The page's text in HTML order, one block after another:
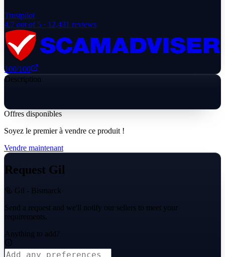
Trustpilot
4.7 out of 5 · 12,431 reviews
100/100
Description
Offres disponibles
Soyez le premier à vendre ce produit !
Vendre maintenant
Request Gil
🥯 Gil - Bismarck
Send a request and we'll notify our sellers to meet your
requirements.
Anything to add?